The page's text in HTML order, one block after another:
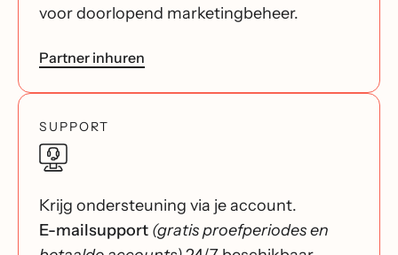
voor doorlopend marketingbeheer.
Partner inhuren
SUPPORT
Krijg ondersteuning via je account.
E-mailsupport (gratis proefperiodes en